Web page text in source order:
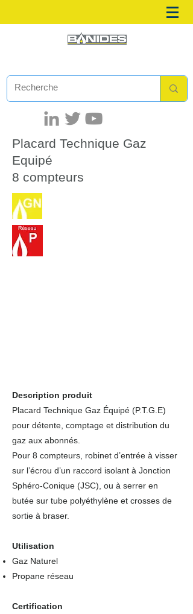
Placard Technique Gaz
Equipé
8 compteurs
Description produit
Placard Technique Gaz Équipé (P.T.G.E)
pour détente, comptage et distribution du
gaz aux abonnés.
Pour 8 compteurs, robinet d’entrée à visser
sur l’écrou d’un raccord isolant à Jonction
Sphéro-Conique (JSC), ou à serrer en
butée sur tube polyéthylène et crosses de
sortie à braser.
Utilisation
Gaz Naturel
Propane réseau
​Certification